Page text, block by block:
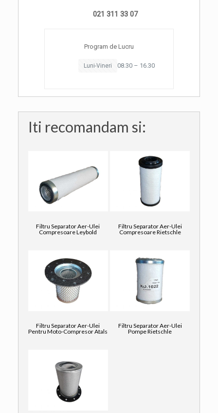
021 311 33 07
Program de Lucru
Luni-Vineri 08.30 – 16.30
Iti recomandam si:
Filtru Separator Aer-Ulei
Compresoare Leybold
Filtru Separator Aer-Ulei
Compresoare Rietschle
Filtru Separator Aer-Ulei
Pentru Moto-Compresor Atals
Filtru Separator Aer-Ulei
Pompe Rietschle